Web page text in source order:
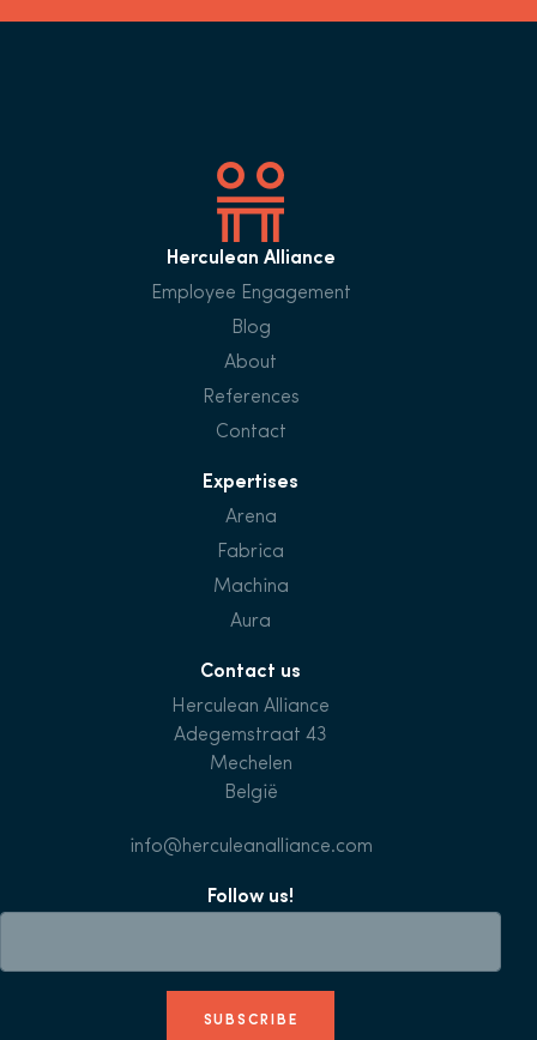
Herculean Alliance
Employee Engagement
Blog
About
References
Contact
Expertises
Arena
Fabrica
Machina
Aura
Contact us
Herculean Alliance
Adegemstraat 43
Mechelen
België
info@herculeanalliance.com
Follow us!
SUBSCRIBE